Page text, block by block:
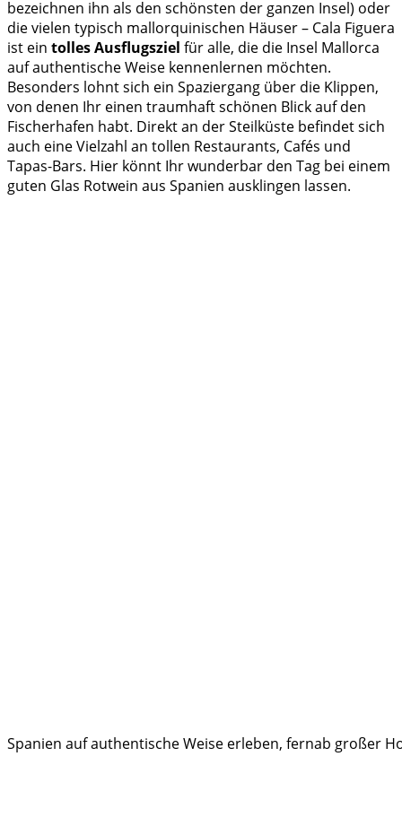
bezeichnen ihn als den schönsten der ganzen Insel) oder
die vielen typisch mallorquinischen Häuser – Cala Figuera
ist ein tolles Ausflugsziel für alle, die die Insel Mallorca
auf authentische Weise kennenlernen möchten.
Besonders lohnt sich ein Spaziergang über die Klippen,
von denen Ihr einen traumhaft schönen Blick auf den
Fischerhafen habt. Direkt an der Steilküste befindet sich
auch eine Vielzahl an tollen Restaurants, Cafés und
Tapas-Bars. Hier könnt Ihr wunderbar den Tag bei einem
guten Glas Rotwein aus Spanien ausklingen lassen.
Spanien auf authentische Weise erleben, fernab großer